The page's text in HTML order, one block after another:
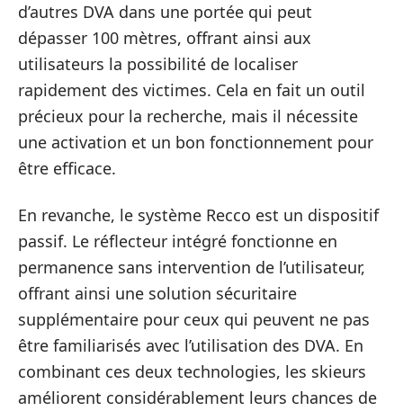
d’autres DVA dans une portée qui peut
dépasser 100 mètres, offrant ainsi aux
utilisateurs la possibilité de localiser
rapidement des victimes. Cela en fait un outil
précieux pour la recherche, mais il nécessite
une activation et un bon fonctionnement pour
être efficace.
En revanche, le système Recco est un dispositif
passif. Le réflecteur intégré fonctionne en
permanence sans intervention de l’utilisateur,
offrant ainsi une solution sécuritaire
supplémentaire pour ceux qui peuvent ne pas
être familiarisés avec l’utilisation des DVA. En
combinant ces deux technologies, les skieurs
améliorent considérablement leurs chances de